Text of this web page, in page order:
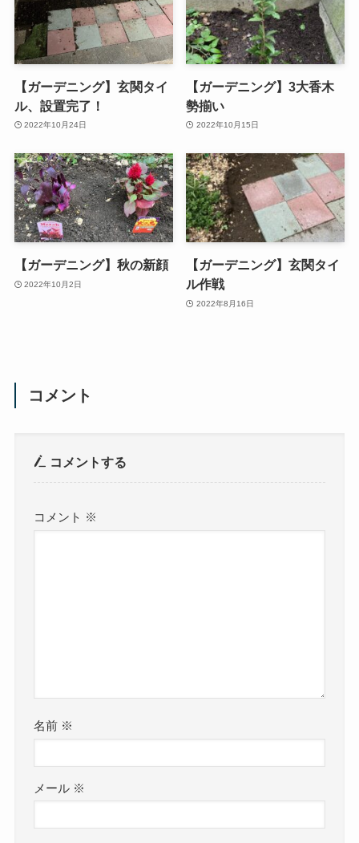
【ガーデニング】玄関タイ
ル、設置完了！
2022年10月24日
【ガーデニング】3大香木
勢揃い
2022年10月15日
【ガーデニング】秋の新顔
2022年10月2日
【ガーデニング】玄関タイ
ル作戦
2022年8月16日
コメント
コメントする
コメント ※
名前 ※
メール ※